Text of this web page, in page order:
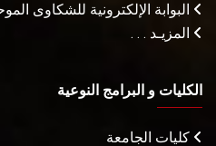
البوابة الإلكترونية للشكاوى
المزيـد . . .
الكليات و البرامج النوعية
كليات الجامعة